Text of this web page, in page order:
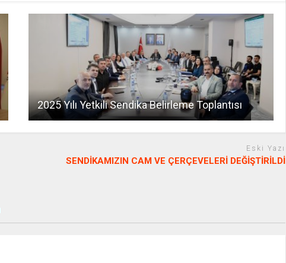
2025 Yılı Yetkili Sendika Belirleme Toplantısı
Eski Yazı
SENDİKAMIZIN CAM VE ÇERÇEVELERİ DEĞİŞTİRİLDİ